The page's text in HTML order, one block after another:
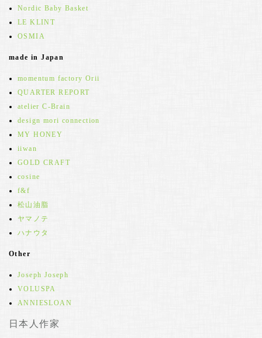
Nordic Baby Basket
LE KLINT
OSMIA
made in Japan
momentum factory Orii
QUARTER REPORT
atelier C-Brain
design mori connection
MY HONEY
iiwan
GOLD CRAFT
cosine
f&f
松山油脂
ヤマノテ
ハナウタ
Other
Joseph Joseph
VOLUSPA
ANNIESLOAN
日本人作家